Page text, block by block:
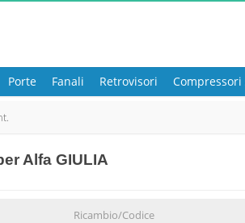
Porte Fanali Retrovisori Compressori
Alfa GIULIA
Ricambio/Codice